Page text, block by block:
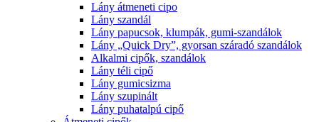
Lány átmeneti cipo
Lány szandál
Lány papucsok, klumpák, gumi-szandálok
Lány „Quick Dry”, gyorsan száradó szandálok
Alkalmi cipők, szandálok
Lány téli cipő
Lány gumicsizma
Lány szupinált
Lány puhatalpú cipő